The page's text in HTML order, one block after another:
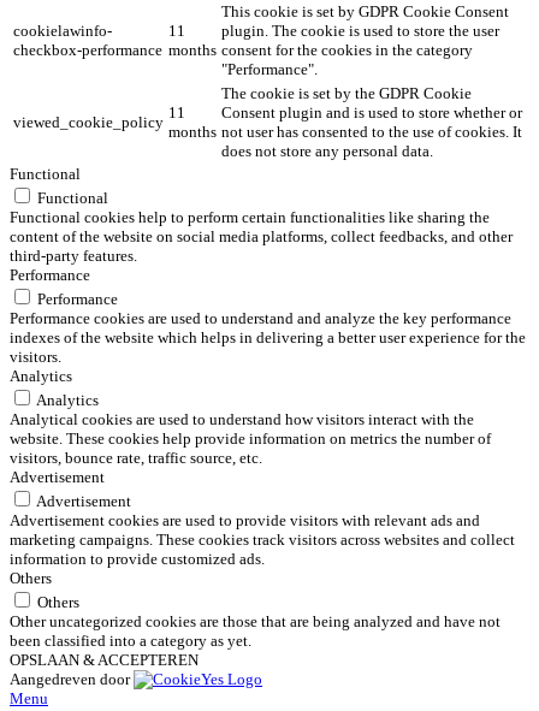
cookielawinfo-
checkbox-performance
11
months
This cookie is set by GDPR Cookie Consent
plugin. The cookie is used to store the user
consent for the cookies in the category
"Performance".
viewed_cookie_policy
11
months
The cookie is set by the GDPR Cookie
Consent plugin and is used to store whether or
not user has consented to the use of cookies. It
does not store any personal data.
Functional
Functional
Functional cookies help to perform certain functionalities like sharing the
content of the website on social media platforms, collect feedbacks, and other
third-party features.
Performance
Performance
Performance cookies are used to understand and analyze the key performance
indexes of the website which helps in delivering a better user experience for the
visitors.
Analytics
Analytics
Analytical cookies are used to understand how visitors interact with the
website. These cookies help provide information on metrics the number of
visitors, bounce rate, traffic source, etc.
Advertisement
Advertisement
Advertisement cookies are used to provide visitors with relevant ads and
marketing campaigns. These cookies track visitors across websites and collect
information to provide customized ads.
Others
Others
Other uncategorized cookies are those that are being analyzed and have not
been classified into a category as yet.
OPSLAAN & ACCEPTEREN
Aangedreven door
Menu